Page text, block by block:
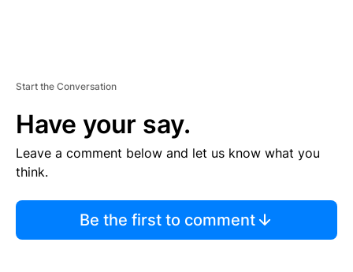
Start the Conversation
Have your say.
Leave a comment below and let us know what you
think.
Be the first to comment